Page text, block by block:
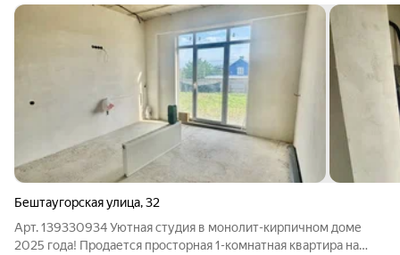
Бештаугорская улица,32
Арт. 139330934 Уютная студия в монолит-кирпичном доме
2025 года! Продается просторная 1-комнатная квартира на